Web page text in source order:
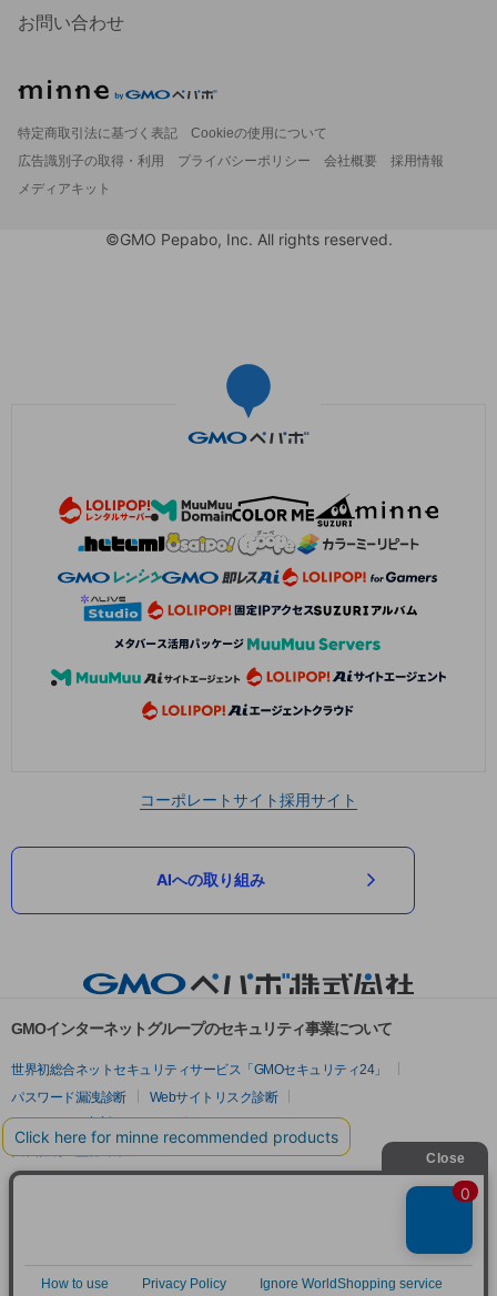
お問い合わせ
特定商取引法に基づく表記
Cookieの使用について
広告識別子の取得・利用
プライバシーポリシー 会社概要
採用情報
メディアキット
©GMO Pepabo, Inc. All rights reserved.
コーポレートサイト採用サイト
AIへの取り組み
GMOインターネットグループのセキュリティ事業について
世界初総合ネットセキュリティサービス「GMOセキュリティ24」
パスワード漏洩診断
Webサイトリスク診断
セキュリティ相談AIチャットボット
実在証明・盗聴対策
サイバー攻撃対策（GMOサイバーセキュリティ byイエラエ）